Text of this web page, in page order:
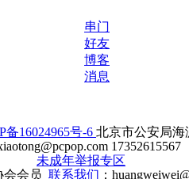
串门
好友
博客
消息
备16024965号-6 北京市公安局海
17352615567
未成年举报专区
会会员 联系我们 ：